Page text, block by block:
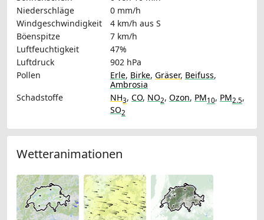
Niederschläge
0 mm/h
Windgeschwindigkeit
4 km/h aus S
Böenspitze
7 km/h
Luftfeuchtigkeit
47%
Luftdruck
902 hPa
Pollen
Erle, Birke, Gräser, Beifuss,
Ambrosia
Schadstoffe
NH3, CO, NO2, Ozon, PM10, PM2.5,
SO2
Wetteranimationen